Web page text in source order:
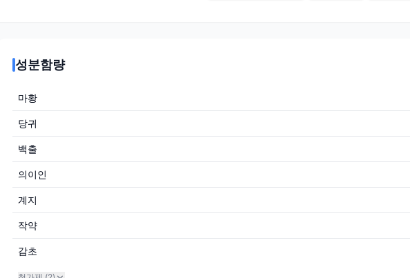
성분함량
마황
당귀
백출
의이인
계지
작약
감초